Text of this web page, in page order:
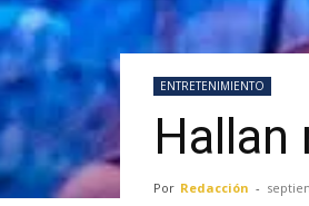
ENTRETENIMIENTO
Por Redacción -